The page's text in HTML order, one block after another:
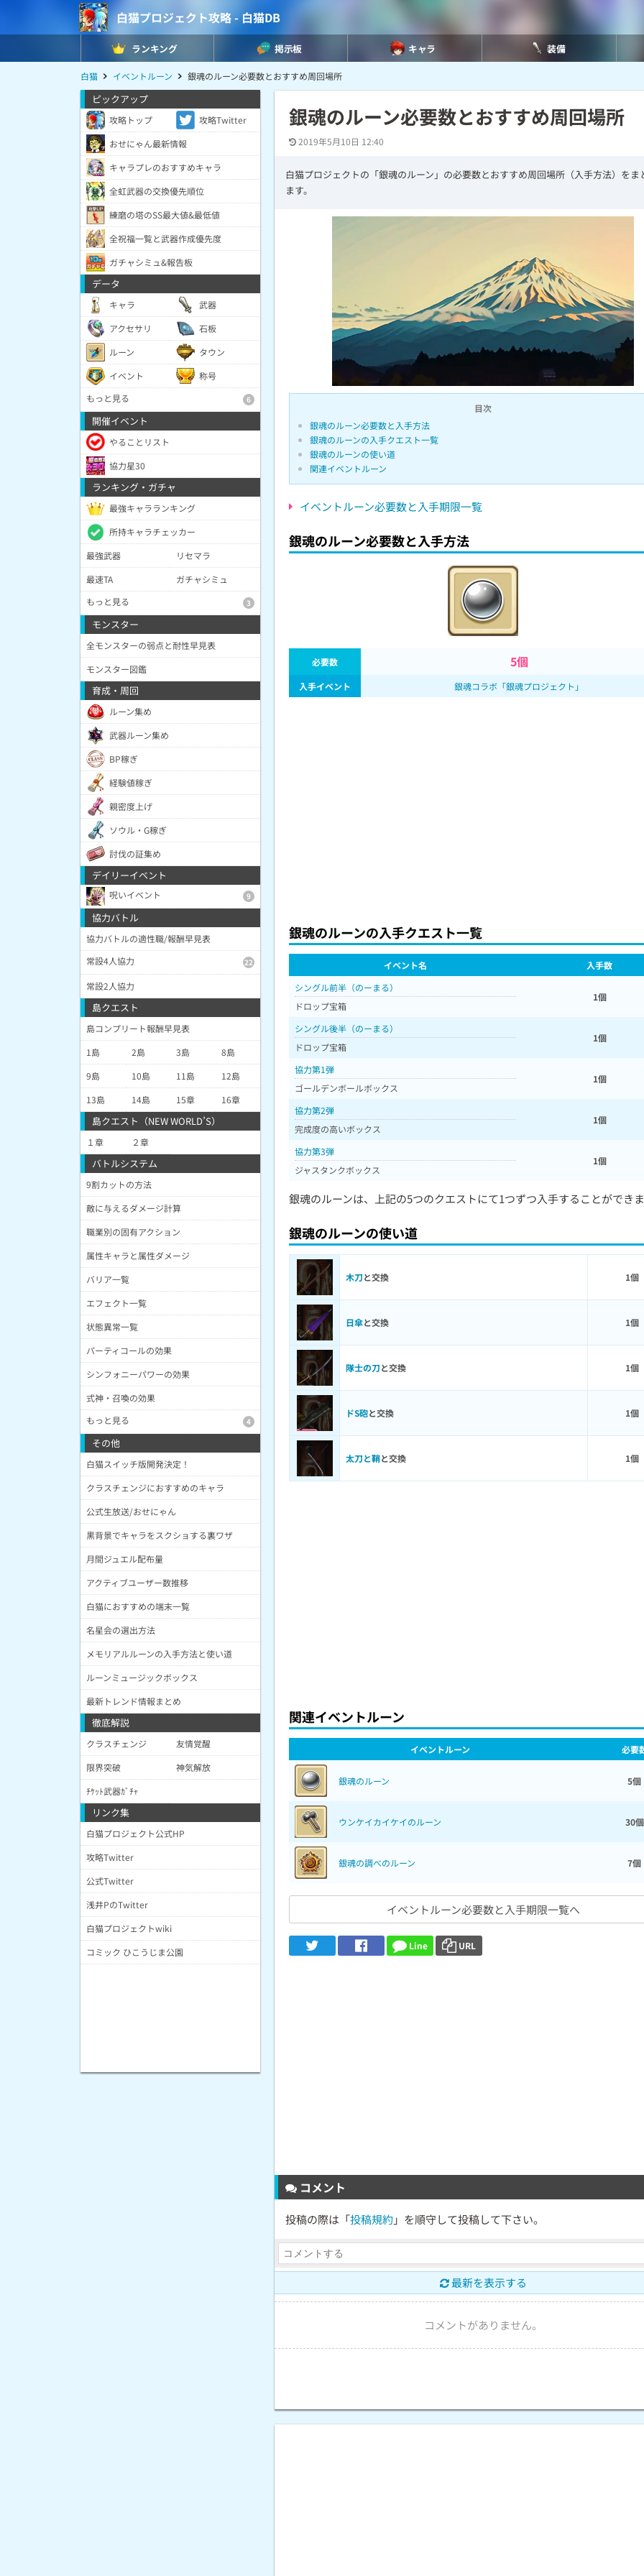
白猫プロジェクト攻略 - 白猫DB
ランキング 掲示板 キャラ 装備
白猫 イベントルーン 銀魂のルーン必要数とおすすめ周回場所
銀魂のルーン必要数とおすすめ周回場所
2019年5月10日 12:40
白猫プロジェクトの「銀魂のルーン」の必要数とおすすめ周回場所（入手方法）をま
ます。
目次
銀魂のルーン必要数と入手方法
銀魂のルーンの入手クエスト一覧
銀魂のルーンの使い道
関連イベントルーン
イベントルーン必要数と入手期限一覧
銀魂のルーン必要数と入手方法
必要数 5個
入手イベント 銀魂コラボ「銀魂プロジェクト」
銀魂のルーンの入手クエスト一覧
イベント名
入手数
シングル前半（のーまる）
ドロップ宝箱
1個
シングル後半（のーまる）
ドロップ宝箱
1個
協力第1弾
ゴールデンボールボックス
1個
協力第2弾
完成度の高いボックス
1個
協力第3弾
ジャスタンクボックス
1個
銀魂のルーンは、上記の5つのクエストにて1つずつ入手することができ
銀魂のルーンの使い道
木刀と交換 1個
日傘と交換 1個
隊士の刀と交換 1個
ドS砲と交換 1個
太刀と鞘と交換 1個
関連イベントルーン
イベントルーン 必要
銀魂のルーン 5個
ウンケイカイケイのルーン 30個
銀魂の調べのルーン 7個
イベントルーン必要数と入手期限一覧へ
Line URL
コメント
投稿の際は「投稿規約 」を順守して投稿して下さい。
最新を表示する
コメントがありません。
ピックアップ
攻略トップ
攻略Twitter
おせにゃん最新情報
キャラプレのおすすめキャラ
全虹武器の交換優先順位
練磨の塔のSS最大値&最低値
全祝福一覧と武器作成優先度
ガチャシミュ&報告板
データ
キャラ
武器
アクセサリ
石板
ルーン
タウン
イベント
称号
もっと見る
6
開催イベント
やることリスト
協力星30
ランキング・ガチャ
最強キャラランキング
所持キャラチェッカー
最強武器
リセマラ
最速TA
ガチャシミュ
もっと見る
3
モンスター
全モンスターの弱点と耐性早見表
モンスター図鑑
育成・周回
ルーン集め
武器ルーン集め
BP稼ぎ
経験値稼ぎ
親密度上げ
ソウル・G稼ぎ
討伐の証集め
デイリーイベント
呪いイベント 9
協力バトル
協力バトルの適性職/報酬早見表
常設4人協力
22
常設2人協力
島クエスト
島コンプリート報酬早見表
1島
2島 3島
8島
9島
10島 11島
12島
13島
14島 15章 16章
島クエスト（NEW WORLD’S）
１章 ２章
バトルシステム
9割カットの方法
敵に与えるダメージ計算
職業別の固有アクション
属性キャラと属性ダメージ
バリア一覧
エフェクト一覧
状態異常一覧
パーティコールの効果
シンフォニーパワーの効果
式神・召喚の効果
もっと見る
4
その他
白猫スイッチ版開発決定！
クラスチェンジにおすすめのキャラ
公式生放送/おせにゃん
黒背景でキャラをスクショする裏ワザ
月間ジュエル配布量
アクティブユーザー数推移
白猫におすすめの端末一覧
名星会の選出方法
メモリアルルーンの入手方法と使い道
ルーンミュージックボックス
最新トレンド情報まとめ
徹底解説
クラスチェンジ
友情覚醒
限界突破
神気解放
ﾁｹｯﾄ武器ｶﾞﾁｬ
リンク集
白猫プロジェクト公式HP
攻略Twitter
公式Twitter
浅井PのTwitter
白猫プロジェクトwiki
コミック ひこうじま公園